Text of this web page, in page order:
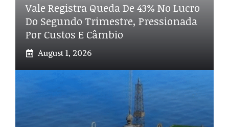
Vale Registra Queda De 43% No Lucro
Do Segundo Trimestre, Pressionada
Por Custos E Câmbio
August 1, 2026